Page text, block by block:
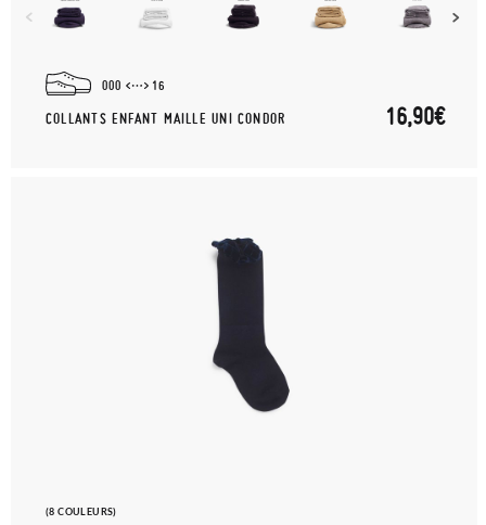
000 16
COLLANTS ENFANT MAILLE UNI CONDOR 16,90€
(8 COULEURS)